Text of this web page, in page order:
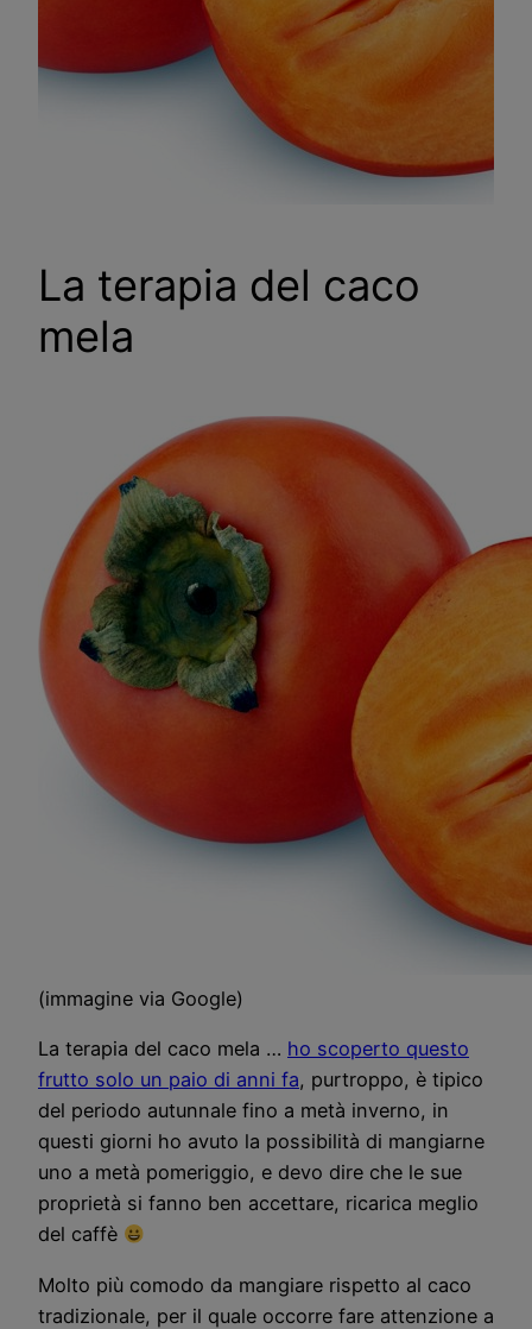
La terapia del caco
mela
(immagine via Google)
La terapia del caco mela … ho scoperto questo
frutto solo un paio di anni fa, purtroppo, è tipico
del periodo autunnale fino a metà inverno, in
questi giorni ho avuto la possibilità di mangiarne
uno a metà pomeriggio, e devo dire che le sue
proprietà si fanno ben accettare, ricarica meglio
del caffè
Molto più comodo da mangiare rispetto al caco
tradizionale, per il quale occorre fare attenzione a